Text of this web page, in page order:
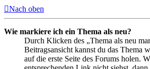
Nach oben
Wie markiere ich ein Thema als neu?
Durch Klicken des „Thema als neu
Beitragsansicht kannst du das Thema
auf die erste Seite des Forums holen.